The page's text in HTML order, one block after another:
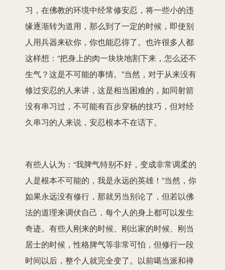
习，在佛教的环境中经常修安忍，将一些小的违
缘逐渐转为道用，那么到了一定的时候，即使别
人用兵器来砍你，你也能忍得了。也许很多人都
这样想：“把身上的肉一块块地割下来，怎么还不
生气？这是不可能的事情。”当然，对于从来没有
修过安忍的人来讲，这是相当困难的，如同射箭
没有串习过，不可能有百步穿杨的技巧，但对经
久串习的人来说，安忍根本不在话下。
有些人认为：“我脾气特别不好，变成非常调柔的
人是根本不可能的，我是永远的英雄！”当然，你
如果永远没有修行，那就另当别论了，但若以佛
法的道理来调伏自己，每个人的身上都可以发生
奇迹。有些人刚来的时候、刚出家的时候、刚当
居士的时候，性格脾气等非常可怕，但修行一段
时间以后，整个人就完全变了。以前噶当派和禅